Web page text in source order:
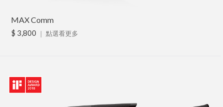
MAX Comm
$ 3,800 ｜ 點選看更多